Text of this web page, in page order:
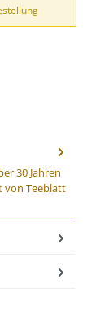
30 Jahren
von Teeblatt